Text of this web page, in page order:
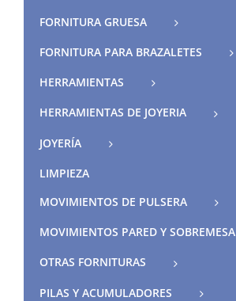
FORNITURA GRUESA
FORNITURA PARA BRAZALETES
HERRAMIENTAS
HERRAMIENTAS DE JOYERIA
JOYERÍA
LIMPIEZA
MOVIMIENTOS DE PULSERA
MOVIMIENTOS PARED Y SOBREMESA
OTRAS FORNITURAS
PILAS Y ACUMULADORES